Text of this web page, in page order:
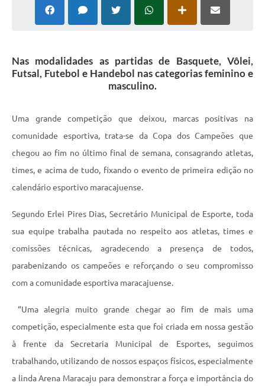
Nas modalidades as partidas de Basquete, Vôlei,
Futsal, Futebol e Handebol nas categorias feminino e
masculino.
Uma grande competição que deixou, marcas positivas na
comunidade esportiva, trata-se da Copa dos Campeões que
chegou ao fim no último final de semana, consagrando atletas,
times, e acima de tudo, fixando o evento de primeira edição no
calendário esportivo maracajuense.
Segundo Erlei Pires Dias, Secretário Municipal de Esporte, toda
sua equipe trabalha pautada no respeito aos atletas, times e
comissões técnicas, agradecendo a presença de todos,
parabenizando os campeões e reforçando o seu compromisso
com a comunidade esportiva maracajuense.
“Uma alegria muito grande chegar ao fim de mais uma
competição, especialmente esta que foi criada em nossa gestão
à frente da Secretaria Municipal de Esportes, seguimos
trabalhando, utilizando de nossos espaços físicos, especialmente
a linda Arena Maracaju para demonstrar a força e importância do